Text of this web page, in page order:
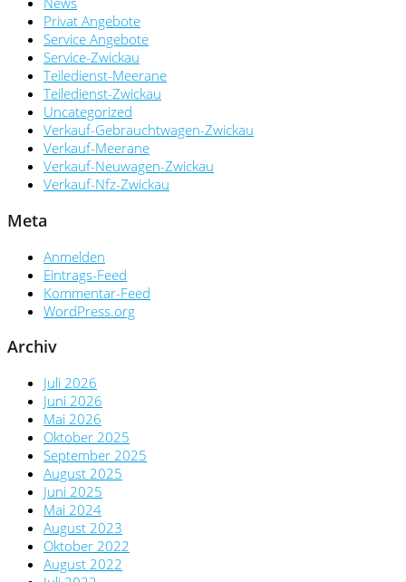
Privat Angebote
Service Angebote
Service-Zwickau
Teiledienst-Meerane
Teiledienst-Zwickau
Uncategorized
Verkauf-Gebrauchtwagen-Zwickau
Verkauf-Meerane
Verkauf-Neuwagen-Zwickau
Verkauf-Nfz-Zwickau
Meta
Anmelden
Eintrags-Feed
Kommentar-Feed
WordPress.org
Archiv
Juli 2026
Juni 2026
Mai 2026
Oktober 2025
September 2025
August 2025
Juni 2025
Mai 2024
August 2023
Oktober 2022
August 2022